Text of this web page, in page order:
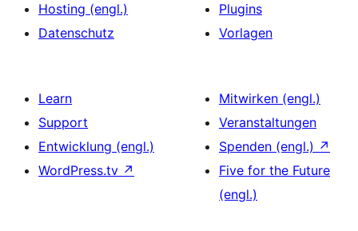
Hosting (engl.)
Datenschutz
Plugins
Vorlagen
Learn
Support
Entwicklung (engl.)
WordPress.tv ↗
Mitwirken (engl.)
Veranstaltungen
Spenden (engl.) ↗
Five for the Future
(engl.)